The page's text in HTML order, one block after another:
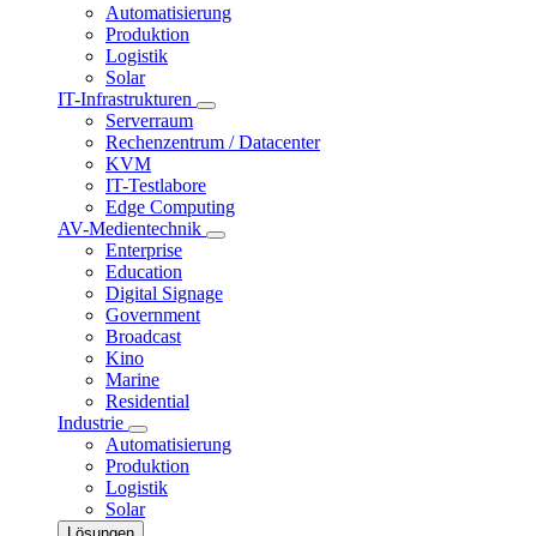
Automatisierung
Produktion
Logistik
Solar
IT-Infrastrukturen
Serverraum
Rechenzentrum / Datacenter
KVM
IT-Testlabore
Edge Computing
AV-Medientechnik
Enterprise
Education
Digital Signage
Government
Broadcast
Kino
Marine
Residential
Industrie
Automatisierung
Produktion
Logistik
Solar